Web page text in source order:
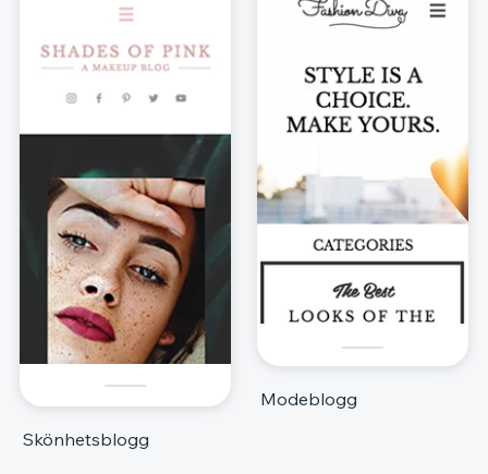
Skönhetsblogg
Modeblogg